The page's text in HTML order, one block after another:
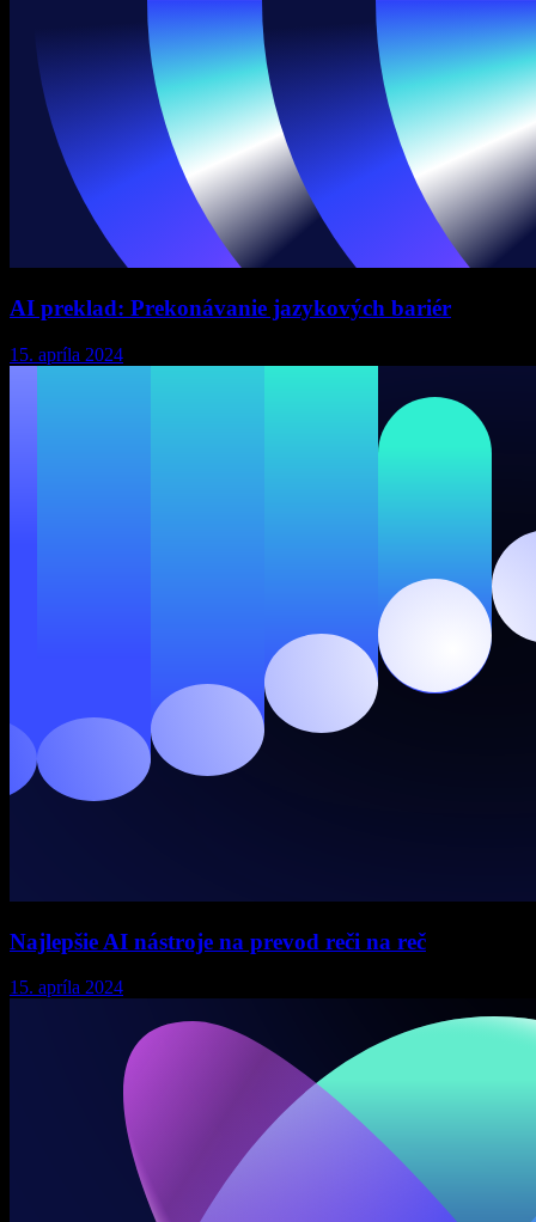
AI preklad: Prekonávanie jazykových bariér
15. apríla 2024
Najlepšie AI nástroje na prevod reči na reč
15. apríla 2024